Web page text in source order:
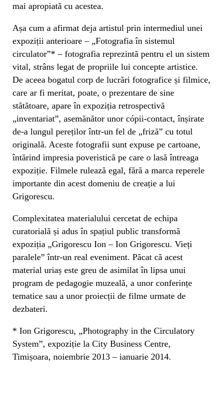
mai apropiată cu acestea.
Așa cum a afirmat deja artistul prin intermediul unei
expoziții anterioare – „Fotografia în sistemul
circulator”* – fotografia reprezintă pentru el un sistem
vital, strâns legat de propriile lui concepte artistice.
De aceea bogatul corp de lucrări fotografice și filmice,
care ar fi meritat, poate, o prezentare de sine
stătătoare, apare în expoziția retrospectivă
„inventariat”, asemănător unor cópii-contact, înșirate
de-a lungul pereților într-un fel de „friză” cu totul
originală. Aceste fotografii sunt expuse pe cartoane,
întărind impresia poveristică pe care o lasă întreaga
expoziție. Filmele rulează egal, fără a marca reperele
importante din acest domeniu de creație a lui
Grigorescu.
Complexitatea materialului cercetat de echipa
curatorială și adus în spațiul public transformă
expoziția „Grigorescu Ion – Ion Grigorescu. Vieți
paralele” într-un real eveniment. Păcat că acest
material uriaș este greu de asimilat în lipsa unui
program de pedagogie muzeală, a unor conferințe
tematice sau a unor proiecții de filme urmate de
dezbateri.
* Ion Grigorescu, „Photography in the Circulatory
System”, expoziție la City Business Centre,
Timișoara, noiembrie 2013 – ianuarie 2014.